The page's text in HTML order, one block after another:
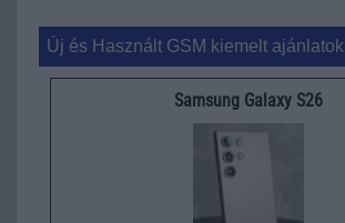
Új és Használt GSM kiemelt ajánlatok
Samsung Galaxy S26